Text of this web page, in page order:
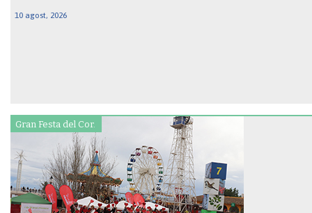
10 agost, 2026
Gran Festa del Cor.